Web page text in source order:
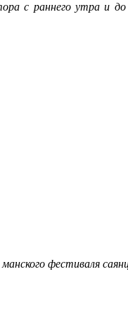
с раннего утра и до
фестиваля